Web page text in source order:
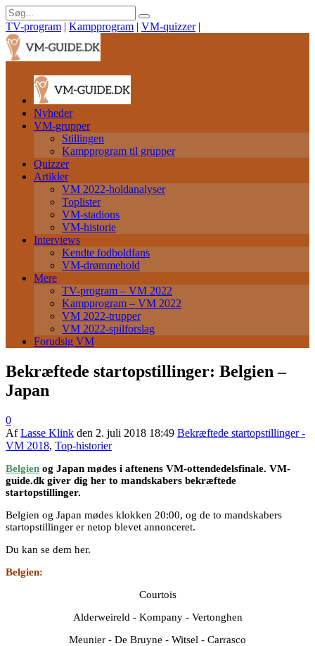
TV-program | Kampprogram | VM-quizzer |
Nyheder
VM-grupper
Stillingen
Kampprogram til grupper
Quizzer
Artikler
VM 2022-holdanalyser
Toplister
VM-stadions
VM-historie
Interviews
Kendte fodboldfans
VM-drømmehold
Mere
TV-program – VM 2022
Kampprogram – VM 2022
VM 2022-trupper
VM 2022-spilforslag
Forudsig VM
Bekræftede startopstillinger: Belgien –
Japan
0
AfLasse Klink den 2. juli 2018 18:49 Bekræftede startopstillinger -
VM 2018, Top-historier
Belgien og Japan mødes i aftenens VM-ottendedelsfinale. VM-
guide.dk giver dig her to mandskabers bekræftede
startopstillinger.
Belgien og Japan mødes klokken 20:00, og de to mandskabers
startopstillinger er netop blevet annonceret.
Du kan se dem her.
Belgien:
Courtois
Alderweireld - Kompany - Vertonghen
Meunier - De Bruyne - Witsel - Carrasco